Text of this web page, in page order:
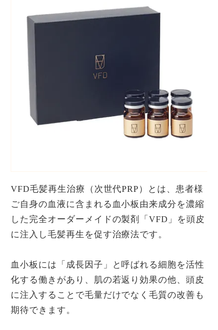
VFD毛髪再生治療（次世代PRP）とは、患者様
ご自身の血液に含まれる血小板由来成分を濃縮
した完全オーダーメイドの製剤「VFD」を頭皮
に注入し毛髪再生を促す治療法です。
血小板には「成長因子」と呼ばれる細胞を活性
化する働きがあり、肌の若返り効果の他、頭皮
に注入することで毛量だけでなく毛質の改善も
期待できます。